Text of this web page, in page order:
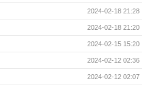
2024-02-18 21:28
2024-02-18 21:20
2024-02-15 15:20
2024-02-12 02:36
2024-02-12 02:07